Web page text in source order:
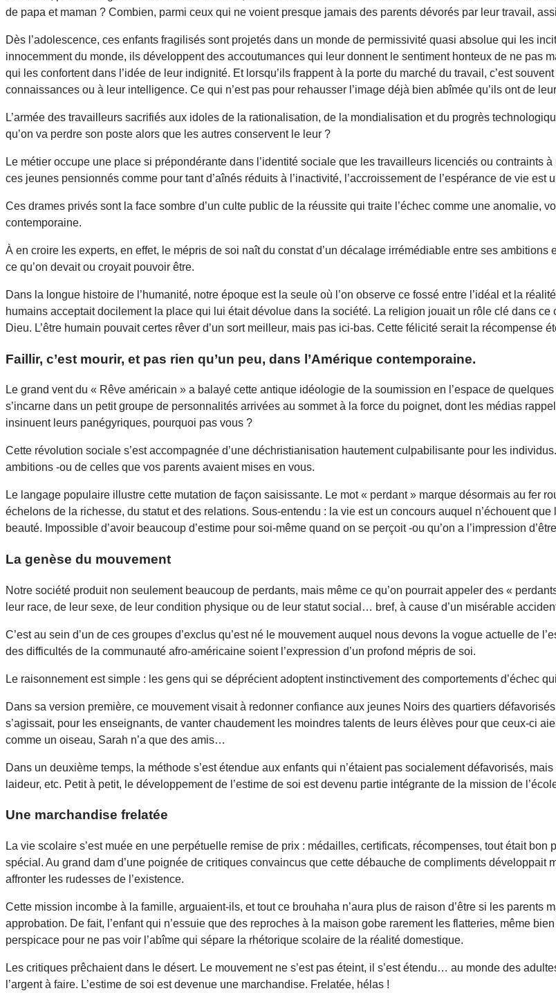
de papa et maman ? Combien, parmi ceux qui ne voient presque jamais des parents dévorés par leur travail,
Dès l’adolescence, ces enfants fragilisés sont projetés dans un monde de permissivité quasi absolue qui les
innocemment du monde, ils développent des accoutumances qui leur donnent le sentiment honteux de ne pas
qui les confortent dans l’idée de leur indignité. Et lorsqu’ils frappent à la porte du marché du travail, c’est
connaissances ou à leur intelligence. Ce qui n’est pas pour rehausser l’image déjà bien abîmée qu’ils ont de
L’armée des travailleurs sacrifiés aux idoles de la rationalisation, de la mondialisation et du progrès
qu’on va perdre son poste alors que les autres conservent le leur ?
Le métier occupe une place si prépondérante dans l’identité sociale que les travailleurs licenciés ou contraints
ces jeunes pensionnés comme pour tant d’aînés réduits à l’inactivité, l’accroissement de l’espérance de vie
Ces drames privés sont la face sombre d’un culte public de la réussite qui traite l’échec comme une anomalie,
contemporaine.
À en croire les experts, en effet, le mépris de soi naît du constat d’un décalage irrémédiable entre ses
ce qu’on devait ou croyait pouvoir être.
Dans la longue histoire de l’humanité, notre époque est la seule où l’on observe ce fossé entre l’idéal et la
humains acceptait docilement la place qui lui était dévolue dans la société. La religion jouait un rôle clé dans
Dieu. L’être humain pouvait certes rêver d’un sort meilleur, mais pas ici-bas. Cette félicité serait la récompense
Faillir, c’est mourir, et pas rien qu’un peu, dans l’Amérique contemporaine.
Le grand vent du « Rêve américain » a balayé cette antique idéologie de la soumission en l’espace de
s’incarne dans un petit groupe de personnalités arrivées au sommet à la force du poignet, dont les médias
insinuent leurs panégyriques, pourquoi pas vous ?
Cette révolution sociale s’est accompagnée d’une déchristianisation hautement culpabilisante pour les
ambitions -ou de celles que vos parents avaient mises en vous.
Le langage populaire illustre cette mutation de façon saisissante. Le mot « perdant » marque désormais au fer
échelons de la richesse, du statut et des relations. Sous-entendu : la vie est un concours auquel n’échouent
beauté. Impossible d’avoir beaucoup d’estime pour soi-même quand on se perçoit -ou qu’on a l’impression
La genèse du mouvement
Notre société produit non seulement beaucoup de perdants, mais même ce qu’on pourrait appeler des «
leur race, de leur sexe, de leur condition physique ou de leur statut social… bref, à cause d’un misérable
C’est au sein d’un de ces groupes d’exclus qu’est né le mouvement auquel nous devons la vogue actuelle de
des difficultés de la communauté afro-américaine soient l’expression d’un profond mépris de soi.
Le raisonnement est simple : les gens qui se déprécient adoptent instinctivement des comportements d’échec
Dans sa version première, ce mouvement visait à redonner confiance aux jeunes Noirs des quartiers
s’agissait, pour les enseignants, de vanter chaudement les moindres talents de leurs élèves pour que ceux-ci
comme un oiseau, Sarah n’a que des amis…
Dans un deuxième temps, la méthode s’est étendue aux enfants qui n’étaient pas socialement défavorisés,
laideur, etc. Petit à petit, le développement de l’estime de soi est devenu partie intégrante de la mission de
Une marchandise frelatée
La vie scolaire s’est muée en une perpétuelle remise de prix : médailles, certificats, récompenses, tout était
spécial. Au grand dam d’une poignée de critiques convaincus que cette débauche de compliments
affronter les rudesses de l’existence.
Cette mission incombe à la famille, arguaient-ils, et tout ce brouhaha n’aura plus de raison d’être si les parents
approbation. De fait, l’enfant qui n’essuie que des reproches à la maison gobe rarement les flatteries, même
perspicace pour ne pas voir l’abîme qui sépare la rhétorique scolaire de la réalité domestique.
Les critiques prêchaient dans le désert. Le mouvement ne s’est pas éteint, il s’est étendu… au monde des
l’argent à faire. L’estime de soi est devenue une marchandise. Frelatée, hélas !